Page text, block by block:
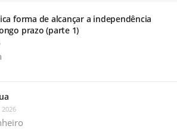
forma de alcançar a independência
prazo (parte 1)
2026